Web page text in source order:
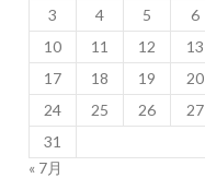
3
4 5 6
10
11 12 13
17
18 19 20
24
25 26 27
31
« 7月